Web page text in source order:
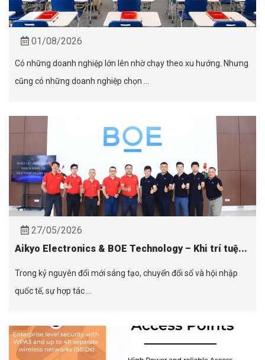
01/08/2026
Có những doanh nghiệp lớn lên nhờ chạy theo xu hướng. Nhưng
cũng có những doanh nghiệp chọn ...
27/05/2026
Aikyo Electronics & BOE Technology – Khi trí tuệ...
Trong kỷ nguyên đổi mới sáng tạo, chuyển đổi số và hội nhập
quốc tế, sự hợp tác ...